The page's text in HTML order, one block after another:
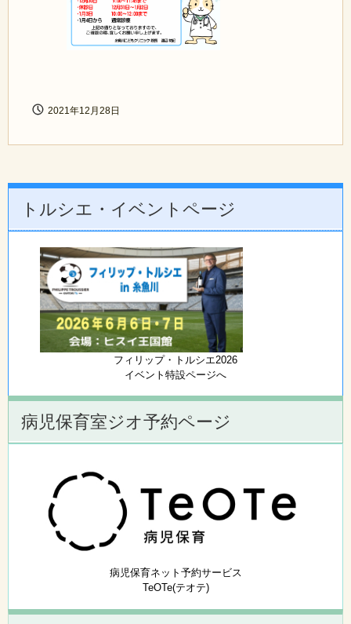
2021年12月28日
トルシエ・イベントページ
フィリップ・トルシエ2026
イベント特設ページへ
病児保育室ジオ予約ページ
病児保育ネット予約サービス
TeOTe(テオテ)